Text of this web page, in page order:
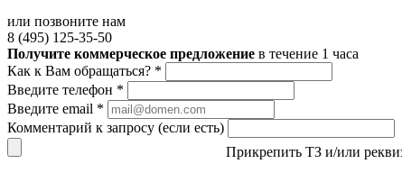
или позвоните нам
8 (495) 125-35-50
Получите коммерческое предложение в течение 1 часа
Как к Вам обращаться? *
Введите телефон *
Введите email *
Комментарий к запросу (если есть)
Прикрепить ТЗ и/или